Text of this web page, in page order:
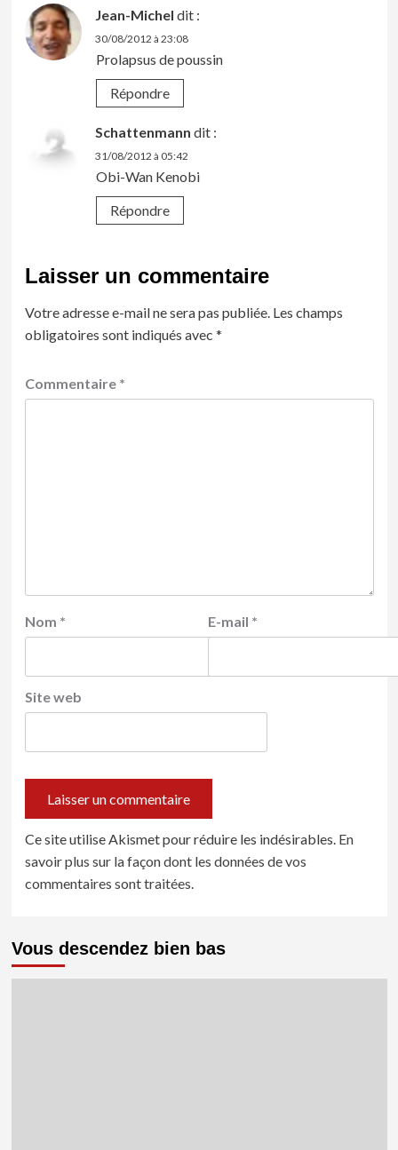
Jean-Michel dit :
30/08/2012 à 23:08
Prolapsus de poussin
Répondre
Schattenmann dit :
31/08/2012 à 05:42
Obi-Wan Kenobi
Répondre
Laisser un commentaire
Votre adresse e-mail ne sera pas publiée. Les champs
obligatoires sont indiqués avec *
Commentaire *
Nom * E-mail *
Site web
Ce site utilise Akismet pour réduire les indésirables. En
savoir plus sur la façon dont les données de vos
commentaires sont traitées.
Vous descendez bien bas